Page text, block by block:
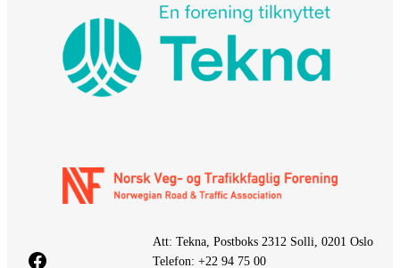
Facebook
Att: Tekna, Postboks 2312 Solli, 0201 Oslo
Telefon: +22 94 75 00